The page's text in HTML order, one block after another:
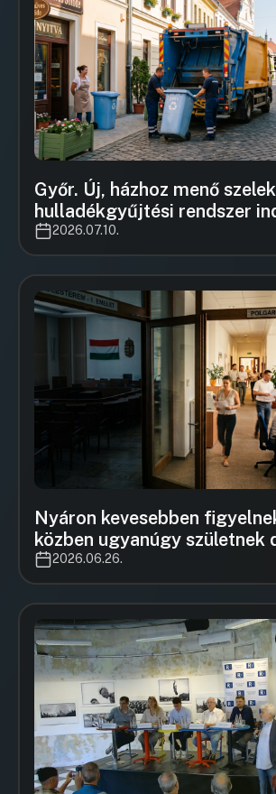
Győr. Új, házhoz menő
hulladékgyűjtési rendszer
belvárosi üzletek számára ♻️
2026.07.10.
Nyáron kevesebben
közben ugyanúgy születnek
2026.06.26.